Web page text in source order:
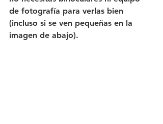
de fotografía para verlas bien
(incluso si se ven pequeñas en la
imagen de abajo).